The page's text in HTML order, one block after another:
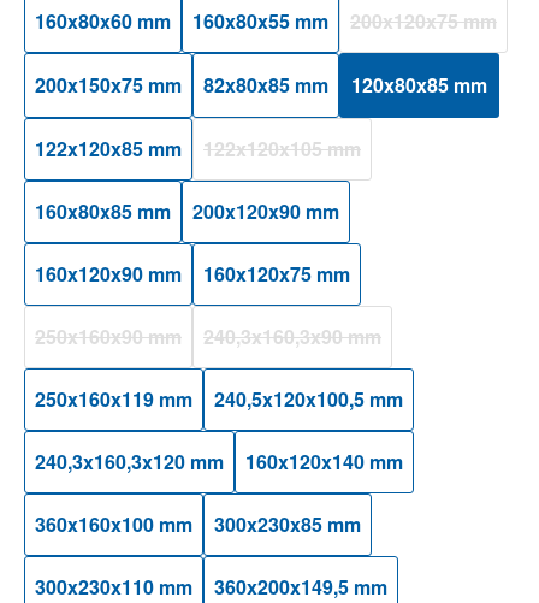
160x80x60 mm 160x80x55 mm 200x120x75 mm
(Diese Option
200x150x75 mm 82x80x85 mm 120x80x85 mm
122x120x85 mm 122x120x105 mm(Diese Option ist zurzeit nicht
160x80x85 mm 200x120x90 mm
160x120x90 mm 160x120x75 mm
250x160x90 mm(Diese Option ist zurzeit nicht verfügbar.)
240,3x160,3x90 mm(Diese Option ist zurzeit nicht
250x160x119 mm 240,5x120x100,5 mm
240,3x160,3x120 mm 160x120x140 mm
360x160x100 mm 300x230x85 mm
300x230x110 mm 360x200x149,5 mm